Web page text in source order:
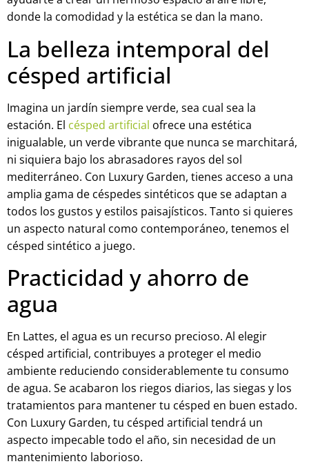
donde la comodidad y la estética se dan la mano.
La belleza intemporal del
césped artificial
Imagina un jardín siempre verde, sea cual sea la
estación. El césped artificial ofrece una estética
inigualable, un verde vibrante que nunca se marchitará,
ni siquiera bajo los abrasadores rayos del sol
mediterráneo. Con Luxury Garden, tienes acceso a una
amplia gama de céspedes sintéticos que se adaptan a
todos los gustos y estilos paisajísticos. Tanto si quieres
un aspecto natural como contemporáneo, tenemos el
césped sintético a juego.
Practicidad y ahorro de
agua
En Lattes, el agua es un recurso precioso. Al elegir
césped artificial, contribuyes a proteger el medio
ambiente reduciendo considerablemente tu consumo
de agua. Se acabaron los riegos diarios, las siegas y los
tratamientos para mantener tu césped en buen estado.
Con Luxury Garden, tu césped artificial tendrá un
aspecto impecable todo el año, sin necesidad de un
mantenimiento laborioso.